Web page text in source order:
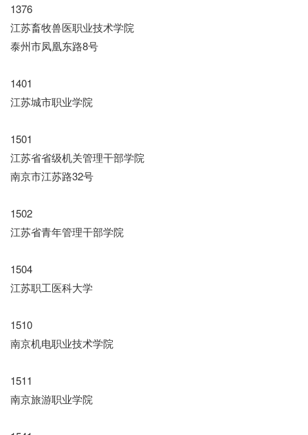
1376
江苏畜牧兽医职业技术学院
泰州市凤凰东路8号
1401
江苏城市职业学院
1501
江苏省省级机关管理干部学院
南京市江苏路32号
1502
江苏省青年管理干部学院
1504
江苏职工医科大学
1510
南京机电职业技术学院
1511
南京旅游职业学院